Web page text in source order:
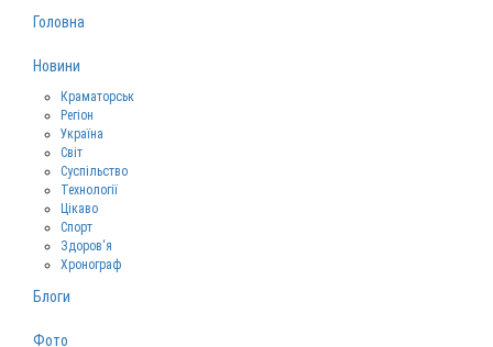
Головна
Новини
Краматорськ
Регіон
Україна
Світ
Суспільство
Технології
Цікаво
Спорт
Здоров‘я
Хронограф
Блоги
Фото